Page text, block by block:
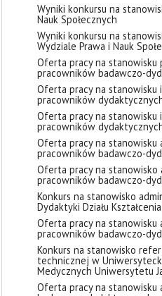
Wyniki konkursu na
Nauk Społecznych
Wyniki konkursu na
Wydziale Prawa i Nauk
Oferta pracy na
pracowników badawczo-
Oferta pracy na
pracowników
Oferta pracy na
pracowników
Oferta pracy na
pracowników badawczo-
Oferta pracy na
pracowników badawczo-
Konkurs na stanowisko
Dydaktyki Działu Kształcenia
Oferta pracy na stanowisku
pracowników badawczo-
Konkurs na stanowisko
technicznej w
Medycznych Uniwersytetu
Oferta pracy na